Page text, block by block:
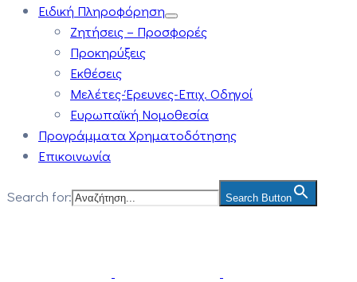
Ειδική Πληροφόρηση
Ζητήσεις – Προσφορές
Προκηρύξεις
Εκθέσεις
Μελέτες-Έρευνες-Επιχ. Οδηγοί
Ευρωπαϊκή Νομοθεσία
Προγράμματα Χρηματοδότησης
Επικοινωνία
Search for: Search Button